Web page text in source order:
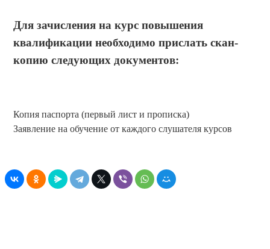
Для зачисления на курс повышения
квалификации необходимо прислать скан-
копию следующих документов:
Копия паспорта (первый лист и прописка)
Заявление на обучение от каждого слушателя курсов